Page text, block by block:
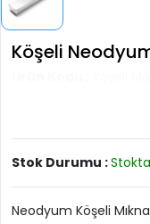
Köşeli
Stok Durumu :
Neodyum Köşeli